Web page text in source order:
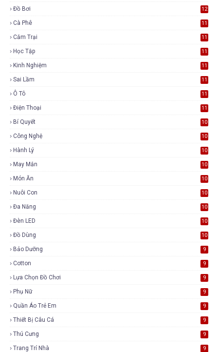
Đồ Bơi 12
Cà Phê 11
Cắm Trại 11
Học Tập 11
Kinh Nghiệm 11
Sai Lầm 11
Ô Tô 11
Điện Thoại 11
Bí Quyết 10
Công Nghệ 10
Hành Lý 10
May Mắn 10
Món Ăn 10
Nuôi Con 10
Đa Năng 10
Đèn LED 10
Đồ Dùng 10
Bảo Dưỡng 9
Cotton 9
Lựa Chọn Đồ Chơi 9
Phụ Nữ 9
Quần Áo Trẻ Em 9
Thiết Bị Câu Cá 9
Thú Cưng 9
Trang Trí Nhà 9